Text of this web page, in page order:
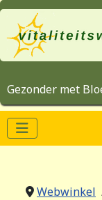
Gezonder met
Webwinkel